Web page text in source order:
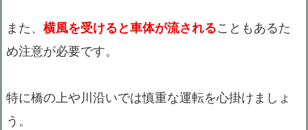
また、 横風を受けると車体が流されることもあるた
め注意が必要です。
特に橋の上や川沿いでは慎重な運転を心掛けましょ
う。